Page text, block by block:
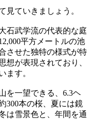
見ていきましょう。
石武学流の代表的な庭
平方メートルの池
させた独特の様式が特
想が表現されており、
ます。
を一望できる、6.3ヘ
300本の桜、夏には鏡
は雪景色と、年間を通